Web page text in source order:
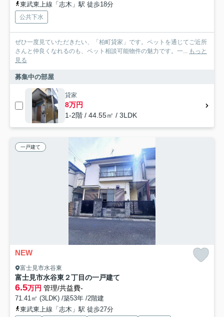
東武東上線「志木」駅 徒歩18分
公共下水
ぜひ一度見ていただきたい、「柏町貸家」です。ペットを通じてご近所
さんと仲良くなれるのも、ペット相談可能物件の魅力です。一... もっと
見る
募集中の部屋
貸家
8万円
1-2階 / 44.55㎡ / 3LDK
一戸建て
NEW
富士見市水谷東
富士見市水谷東２丁目の一戸建て
6.5万円 管理/共益費-
71.41㎡ (3LDK) /築53年 /2階建
東武東上線「志木」駅 徒歩27分